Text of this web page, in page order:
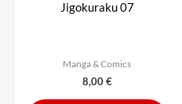
Jigokuraku 07
Manga & Comics
8,00€